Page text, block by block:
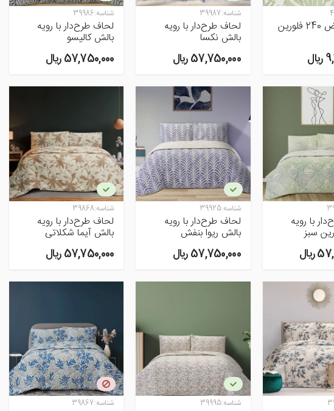
پارچه عرض 240 فلورین
شناسه:39987
لحاف طرح‌دار با رویه
بالش نکسا
57,750,000 ريال
شناسه:39986
لحاف طرح‌دار با رویه
بالش کالیسو
57,750,000 ريال
با رویه
سبز
شناسه:39925
لحاف طرح‌دار با رویه
بالش ریوا بنفش
57,750,000 ريال
شناسه:39868
لحاف طرح‌دار با رویه
بالش آیما شکلاتی
57,750,000 ريال
شناسه:39995 شناسه:39867